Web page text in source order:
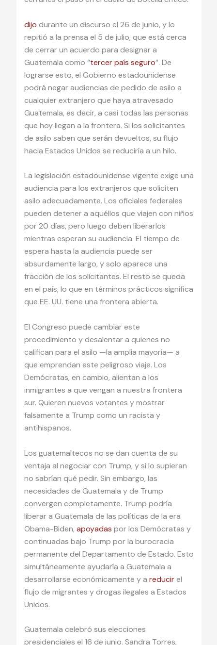
dijo durante un discurso el 26 de junio, y lo
repitió a la prensa el 5 de julio, que está cerca
de cerrar un acuerdo para designar a
Guatemala como “tercer país seguro”. De
lograrse esto, el Gobierno estadounidense
podrá negar audiencias de pedido de asilo a
cualquier extranjero que haya atravesado
Guatemala, es decir, a casi todas las personas
que hoy llegan a la frontera. Si los solicitantes
de asilo saben que serán devueltos, su flujo
hacia Estados Unidos se reduciría a un hilo.
La legislación estadounidense vigente exige una
audiencia para los extranjeros que soliciten
asilo adecuadamente. Los oficiales federales
pueden detener a aquéllos que viajen con niños
por 20 días, pero luego deben liberarlos
mientras esperan su audiencia. El tiempo de
espera hasta la audiencia puede ser
absurdamente largo, y solo aparece una
fracción de los solicitantes. El resto se queda
en el país, lo que en términos prácticos significa
que EE. UU. tiene una frontera abierta.
El Congreso puede cambiar este
procedimiento y desalentar a quienes no
califican para el asilo —la amplia mayoría— a
que emprendan este peligroso viaje. Los
Demócratas, en cambio, alientan a los
inmigrantes a que vengan a nuestra frontera
sur. Quieren nuevos votantes y mostrar
falsamente a Trump como un racista y
antihispanos.
Los guatemaltecos no se dan cuenta de su
ventaja al negociar con Trump, y si lo supieran
no sabrían qué pedir. Sin embargo, las
necesidades de Guatemala y de Trump
convergen completamente. Trump podría
liberar a Guatemala de las políticas de la era
Obama-Biden, apoyadas por los Demócratas y
continuadas bajo Trump por la burocracia
permanente del Departamento de Estado. Esto
simultáneamente ayudaría a Guatemala a
desarrollarse económicamente y a reducirel
flujo de migrantes y drogas ilegales a Estados
Unidos.
Guatemala celebró sus elecciones
presidenciales el 16 de junio. Sandra Torres,